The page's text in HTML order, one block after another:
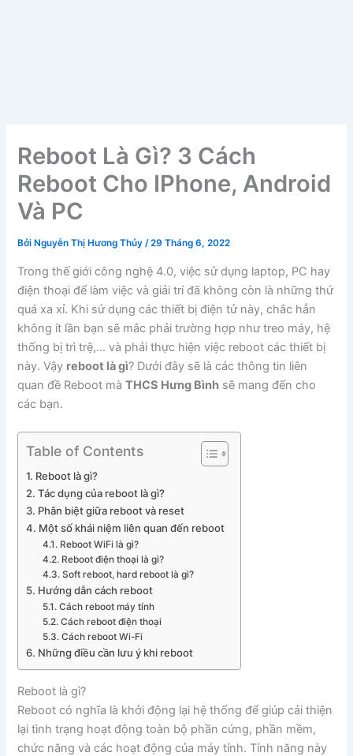
Reboot Là Gì? 3 Cách
Reboot Cho IPhone, Android
Và PC
Bởi Nguyễn Thị Hương Thủy/29 Tháng 6, 2022
Trong thế giới công nghệ 4.0, việc sử dụng laptop, PC hay
điện thoại để làm việc và giải trí đã không còn là những thứ
quá xa xỉ. Khi sử dụng các thiết bị điện tử này, chắc hẳn
không ít lần bạn sẽ mắc phải trường hợp như treo máy, hệ
thống bị trì trệ,… và phải thực hiện việc reboot các thiết bị
này. Vậy reboot là gì? Dưới đây sẽ là các thông tin liên
quan đề Reboot màTHCS Hưng Bình sẽ mang đến cho
các bạn.
Table of Contents
Reboot là gì?
Tác dụng của reboot là gì?
Phân biệt giữa reboot và reset
Một số khái niệm liên quan đến reboot
Reboot WiFi là gì?
Reboot điện thoại là gì?
Soft reboot, hard reboot là gì?
Hướng dẫn cách reboot
Cách reboot máy tính
Cách reboot điện thoại
Cách reboot Wi-Fi
Những điều cần lưu ý khi reboot
Reboot là gì?
Reboot có nghĩa là khởi động lại hệ thống để giúp cải thiện
lại tình trạng hoạt động toàn bộ phần cứng, phần mềm,
chức năng và các hoạt động của máy tính. Tính năng này